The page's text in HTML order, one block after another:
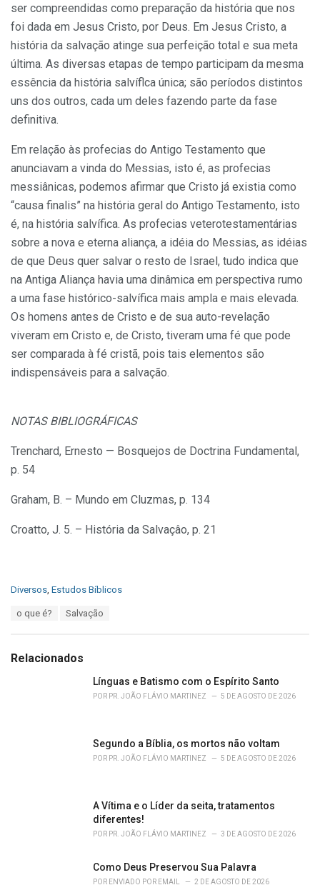
ser compreendidas como preparação da história que nos
foi dada em Jesus Cristo, por Deus. Em Jesus Cristo, a
história da salvação atinge sua perfeição total e sua meta
última. As diversas etapas de tempo participam da mesma
es­sência da história salvíflca única; são períodos distintos
uns dos ou­tros, cada um deles fazendo parte da fase
definitiva.
Em relação às profecias do Antigo Testamento que
anunciavam a vinda do Messias, isto é, as profecias
messiânicas, podemos afirmar que Cristo já existia como
“causa finalis” na história geral do Antigo Testamento, isto
é, na história salvífica. As profecias veterotestamen­tárias
sobre a nova e eterna aliança, a idéia do Messias, as idéias
de que Deus quer salvar o resto de Israel, tudo indica que
na Antiga Aliança havia uma dinâmica em perspectiva rumo
a uma fase históri­co-salvífica mais ampla e mais elevada.
Os homens antes de Cristo e de sua auto-revelação
viveram em Cristo e, de Cristo, tiveram uma fé que pode
ser comparada à fé cristã, pois tais elementos são
indispensá­veis para a salvação.
NOTAS BIBLIOGRÁFICAS
Trenchard, Ernesto — Bosquejos de Doctrina Fundamental,
p. 54
Graham, B. – Mundo em Cluzmas, p. 134
Croatto, J. 5. – História da Salvaçâo, p. 21
C
o
r
Diversos Estudos Bíblicos
:
o que é? Salvação
Relacionados
Línguas e Batismo com o Espírito Santo
POR PR. JOÃO FLÁVIO MARTINEZ 5 DE AGOSTO DE 2026
Segundo a Bíblia, os mortos não voltam
POR PR. JOÃO FLÁVIO MARTINEZ 5 DE AGOSTO DE 2026
A Vítima e o Líder da seita, tratamentos
diferentes!
POR PR. JOÃO FLÁVIO MARTINEZ 3 DE AGOSTO DE 2026
Como Deus Preservou Sua Palavra
POR ENVIADO POR EMAIL 2 DE AGOSTO DE 2026